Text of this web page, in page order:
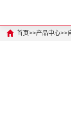
首页>>产品中心>>